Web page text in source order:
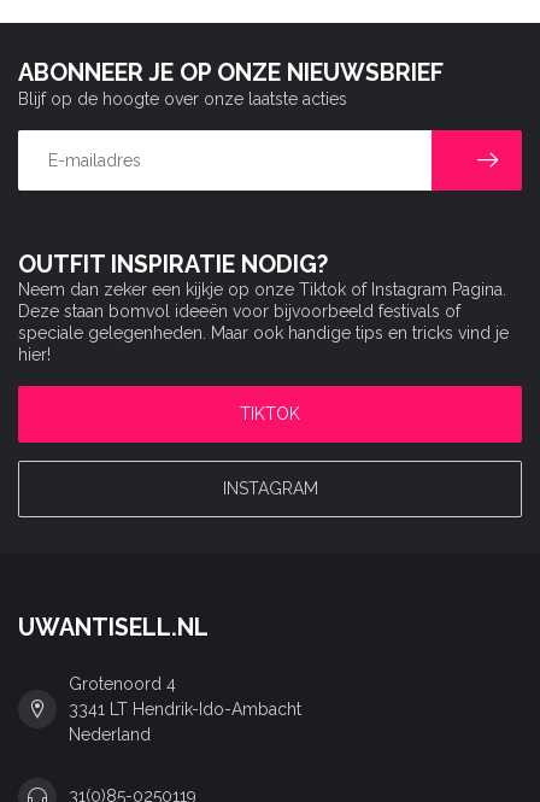
OUTFIT INSPIRATIE NODIG?
Neem dan zeker een kijkje op onze Tiktok of Instagram Pagina.
Deze staan bomvol ideeën voor bijvoorbeeld festivals of
speciale gelegenheden. Maar ook handige tips en tricks vind je
hier!
TIKTOK
INSTAGRAM
ABONNEER JE OP ONZE NIEUWSBRIEF
Blijf op de hoogte over onze laatste acties
UWANTISELL.NL
Grotenoord 4
3341 LT Hendrik-Ido-Ambacht
Nederland
31(0)85-0250119